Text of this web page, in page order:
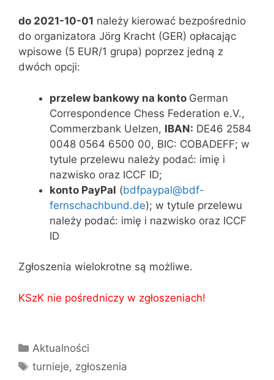
do 2021-10-01 należy kierować bezpośrednio
do organizatora Jörg Kracht (GER) opłacając
wpisowe (5 EUR/1 grupa) poprzez jedną z
dwóch opcji:
przelew bankowy na konto German
Correspondence Chess Federation e.V.,
Commerzbank Uelzen, IBAN: DE46 2584
0048 0564 6500 00, BIC: COBADEFF; w
tytule przelewu należy podać: imię i
nazwisko oraz ICCF ID;
konto PayPal (bdfpaypal@bdf-
fernschachbund.de); w tytule przelewu
należy podać: imię i nazwisko oraz ICCF
ID
Zgłoszenia wielokrotne są możliwe.
KSzK nie pośredniczy w zgłoszeniach!
Kategorie
Aktualności
Tagi
turnieje, zgłoszenia